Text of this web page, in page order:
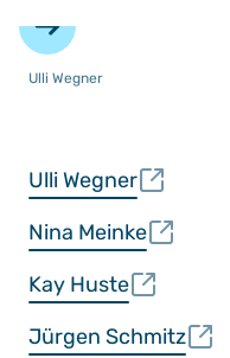
Ulli Wegner
Ulli Wegner
Nina Meinke
Kay Huste
Jürgen Schmitz